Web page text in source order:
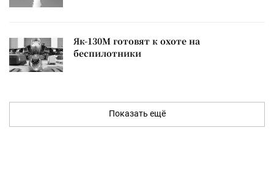
Як-130М готовят к охоте на
беспилотники
Показать ещё